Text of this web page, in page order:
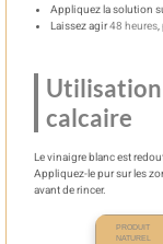
Appliquez la solution
Laissez agir48 heures,
Utilisation
calcaire
Le vinaigre blanc est
Appliquez-le pur sur les
avant de rincer.
PRODUIT
NATUREL